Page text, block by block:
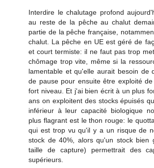
Interdire le chalutage profond
au reste de la pêche au chalut
partie de la pêche française,
chalut. La pêche en UE est géré de
et court termiste: il ne faut pas trop
chômage trop vite, même si la
lamentable et qu'elle aurait besoin de
de pause pour ensuite être exploité
fort niveau. Et j'ai bien écrit à un plus
ans on exploitent des stocks épuisés
inférieur à leur capacité biologique
plus flagrant est le thon rouge: le
qui est trop vu qu'il y a un risque de
stock de 40%, alors qu'un stock bien
taille de capture) permettrait des
supérieurs.